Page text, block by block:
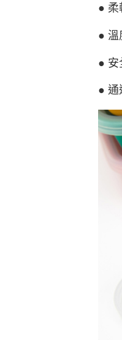
● 柔
● 溫
● 安
● 通